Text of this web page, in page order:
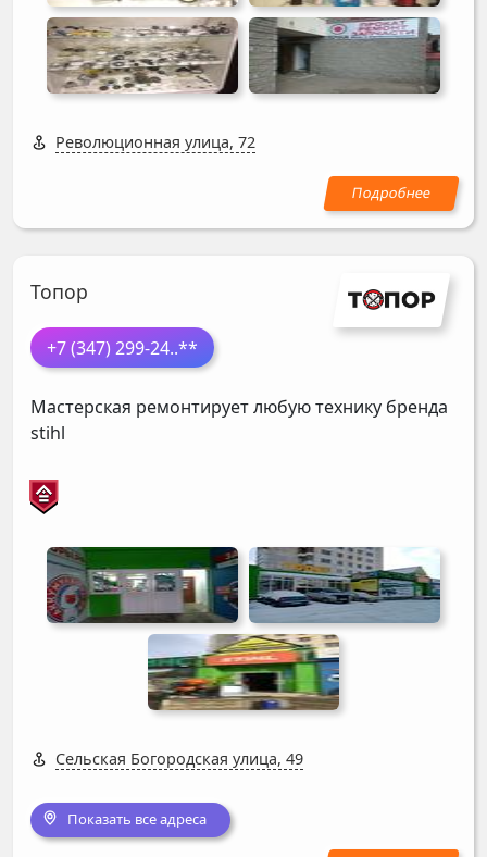
Революционная улица, 72
Топор
+7 (347) 299-24..**
Мастерская ремонтирует любую технику бренда
stihl
Сельская Богородская улица, 49
Показать все адреса